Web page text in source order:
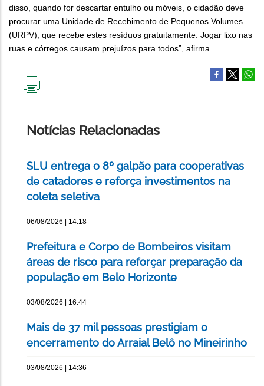
disso, quando for descartar entulho ou móveis, o cidadão deve
procurar uma Unidade de Recebimento de Pequenos Volumes
(URPV), que recebe estes resíduos gratuitamente. Jogar lixo nas
ruas e córregos causam prejuízos para todos”, afirma.
Notícias Relacionadas
SLU entrega o 8º galpão para cooperativas
de catadores e reforça investimentos na
coleta seletiva
06/08/2026 | 14:18
Prefeitura e Corpo de Bombeiros visitam
áreas de risco para reforçar preparação da
população em Belo Horizonte
03/08/2026 | 16:44
Mais de 37 mil pessoas prestigiam o
encerramento do Arraial Belô no Mineirinho
03/08/2026 | 14:36